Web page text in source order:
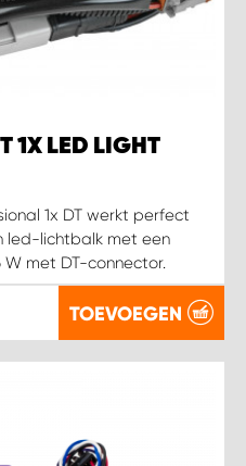
1X LED LIGHT
1x DT werkt perfect
led-lichtbalk met een
W met DT-connector.
TOEVOEGEN